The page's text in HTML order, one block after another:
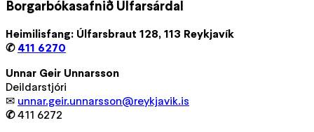
Borgarbókasafnið Úlfarsárdal
Heimilisfang: Úlfarsbraut 128, 113 Reykjavík
✆ 411 6270
Unnar Geir Unnarsson
Deildarstjóri
✉ unnar.geir.unnarsson@reykjavik.is
✆411 6272